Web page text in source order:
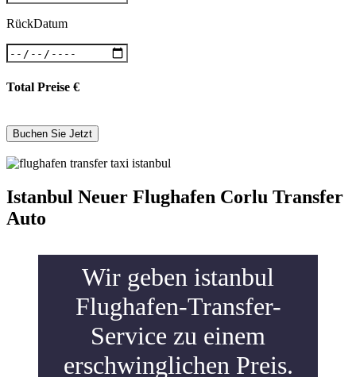
RückDatum
Total Preise €
Istanbul Neuer Flughafen Corlu Transfer
Auto
Wir geben istanbul
Flughafen-Transfer-
Service zu einem
erschwinglichen Preis.